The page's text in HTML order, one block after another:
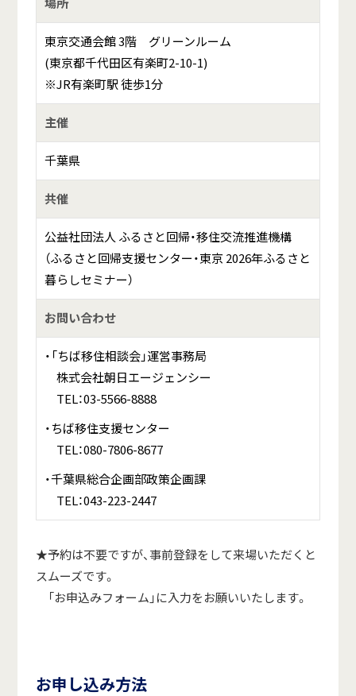
東京交通会館 3階 グリーンルーム
(東京都千代田区有楽町2-10-1)
※JR有楽町駅 徒歩1分
主催
千葉県
共催
公益社団法人 ふるさと回帰・移住交流推進機構
（ふるさと回帰支援センター・東京 2026年ふるさと
暮らしセミナー）
お問い合わせ
・「ちば移住相談会」運営事務局
株式会社朝日エージェンシー
TEL：03-5566-8888
・ちば移住支援センター
TEL：080-7806-8677
・千葉県総合企画部政策企画課
TEL：043-223-2447
★予約は不要ですが、事前登録をして来場いただくと
スムーズです。
「お申込みフォーム」に入力をお願いいたします。
お申し込み方法